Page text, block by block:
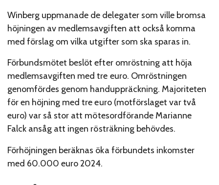
Winberg uppmanade de delegater som ville bromsa
höjningen av medlemsavgiften att också komma
med förslag om vilka utgifter som ska sparas in.
Förbundsmötet beslöt efter omröstning att höja
medlemsavgiften med tre euro. Omröstningen
genomfördes genom handuppräckning. Majoriteten
för en höjning med tre euro (motförslaget var två
euro) var så stor att mötesordförande Marianne
Falck ansåg att ingen rösträkning behövdes.
Förhöjningen beräknas öka förbundets inkomster
med 60.000 euro 2024.